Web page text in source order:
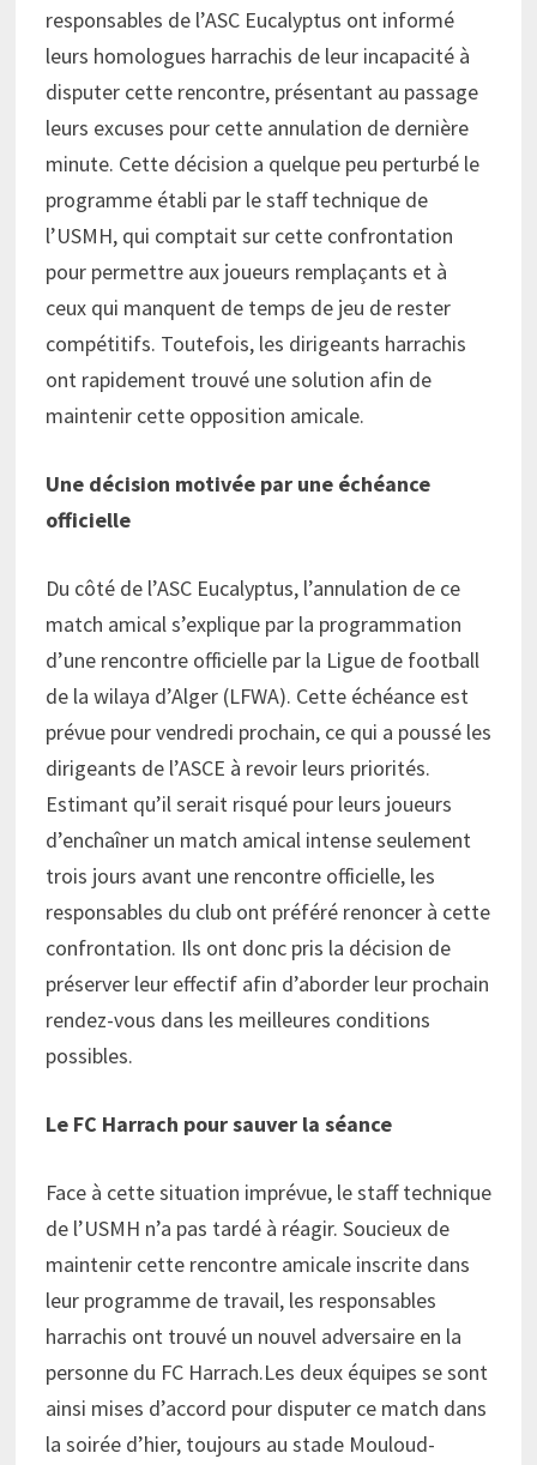
responsables de l’ASC Eucalyptus ont informé
leurs homologues harrachis de leur incapacité à
disputer cette rencontre, présentant au passage
leurs excuses pour cette annulation de dernière
minute. Cette décision a quelque peu perturbé le
programme établi par le staff technique de
l’USMH, qui comptait sur cette confrontation
pour permettre aux joueurs remplaçants et à
ceux qui manquent de temps de jeu de rester
compétitifs. Toutefois, les dirigeants harrachis
ont rapidement trouvé une solution afin de
maintenir cette opposition amicale.
Une décision motivée par une échéance
officielle
Du côté de l’ASC Eucalyptus, l’annulation de ce
match amical s’explique par la programmation
d’une rencontre officielle par la Ligue de football
de la wilaya d’Alger (LFWA). Cette échéance est
prévue pour vendredi prochain, ce qui a poussé les
dirigeants de l’ASCE à revoir leurs priorités.
Estimant qu’il serait risqué pour leurs joueurs
d’enchaîner un match amical intense seulement
trois jours avant une rencontre officielle, les
responsables du club ont préféré renoncer à cette
confrontation. Ils ont donc pris la décision de
préserver leur effectif afin d’aborder leur prochain
rendez-vous dans les meilleures conditions
possibles.
Le FC Harrach pour sauver la séance
Face à cette situation imprévue, le staff technique
de l’USMH n’a pas tardé à réagir. Soucieux de
maintenir cette rencontre amicale inscrite dans
leur programme de travail, les responsables
harrachis ont trouvé un nouvel adversaire en la
personne du FC Harrach.Les deux équipes se sont
ainsi mises d’accord pour disputer ce match dans
la soirée d’hier, toujours au stade Mouloud-